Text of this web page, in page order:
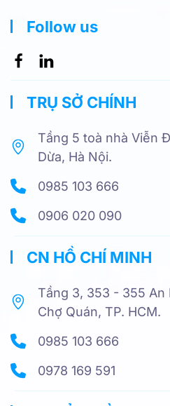
Follow us
TRỤ SỞ CHÍNH
Tầng 5 toà nhà Viễn
Dừa, Hà Nội.
0985 103 666
0906 020 090
CN HỒ CHÍ MINH
Tầng 3, 353 - 355 An
Chợ Quán, TP. HCM.
0985 103 666
0978 169 591